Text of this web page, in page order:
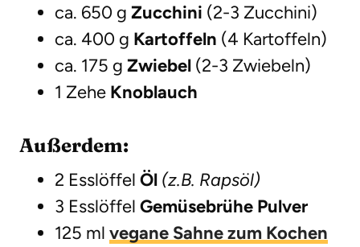
ca. 650 g Zucchini (2-3 Zucchini)
ca. 400 g Kartoffeln (4 Kartoffeln)
ca. 175 g Zwiebel (2-3 Zwiebeln)
1 Zehe Knoblauch
Außerdem:
2 Esslöffel Öl (z.B. Rapsöl)
3 Esslöffel Gemüsebrühe Pulver
125 ml vegane Sahne zum Kochen